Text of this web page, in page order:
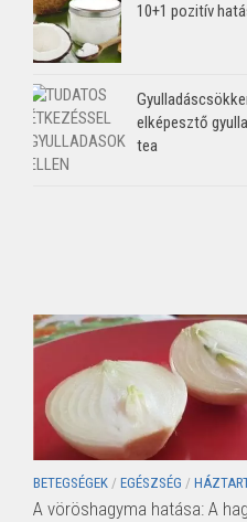
10+1 pozitív
elképesztő
tea
BETEGSÉGEK / EGÉSZSÉG /
A vöröshagyma hatása: A